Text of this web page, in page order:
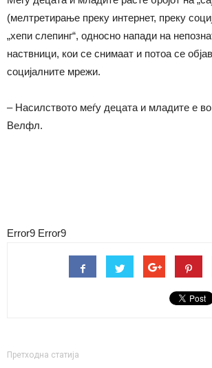
(мелтретирање преку интернет, преку
„хепи слепинг“, односно напади на
наствници, кои се снимаат и потоа се
социјалните мрежи.
– Насилството меѓу децата и младите е
Велфл.
Error9 Error9
Претходна статија